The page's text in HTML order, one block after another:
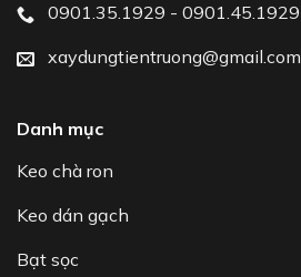
0901.35.1929 - 0901.45.1929
xaydungtientruong@gmail.com
Danh mục
Keo chà ron
Keo dán gạch
Bạt sọc